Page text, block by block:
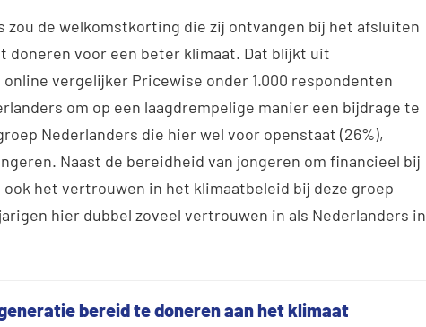
zou de welkomstkorting die zij ontvangen bij het afsluiten
doneren voor een beter klimaat. Dat blijkt uit
vergelijker Pricewise onder 1.000 respondenten
om op een laagdrempelige manier een bijdrage te
Nederlanders die hier wel voor openstaat (26%),
Naast de bereidheid van jongeren om financieel bij
het vertrouwen in het klimaatbeleid bij deze groep
hier dubbel zoveel vertrouwen in als Nederlanders in
bereid te doneren aan het klimaat